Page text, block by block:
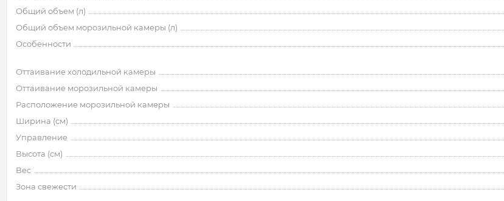
Общий объем (л)
Общий объем морозильной камеры (л)
Особенности
Оттаивание холодильной камеры
Оттаивание морозильной камеры
Расположение морозильной камеры
Ширина (см)
Управление
Высота (см)
Вес
Зона свежести